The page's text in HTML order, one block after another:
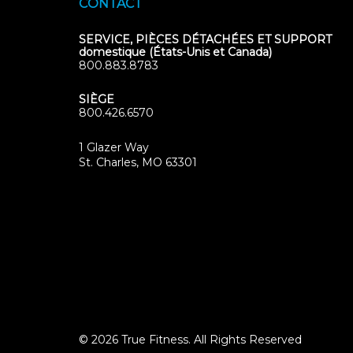
CONTACT
SERVICE, PIÈCES DÉTACHÉES ET SUPPORT
domestique (États-Unis et Canada)
800.883.8783
SIÈGE
800.426.6570
1 Glazer Way
St. Charles, MO 63301
© 2026 True Fitness. All Rights Reserved